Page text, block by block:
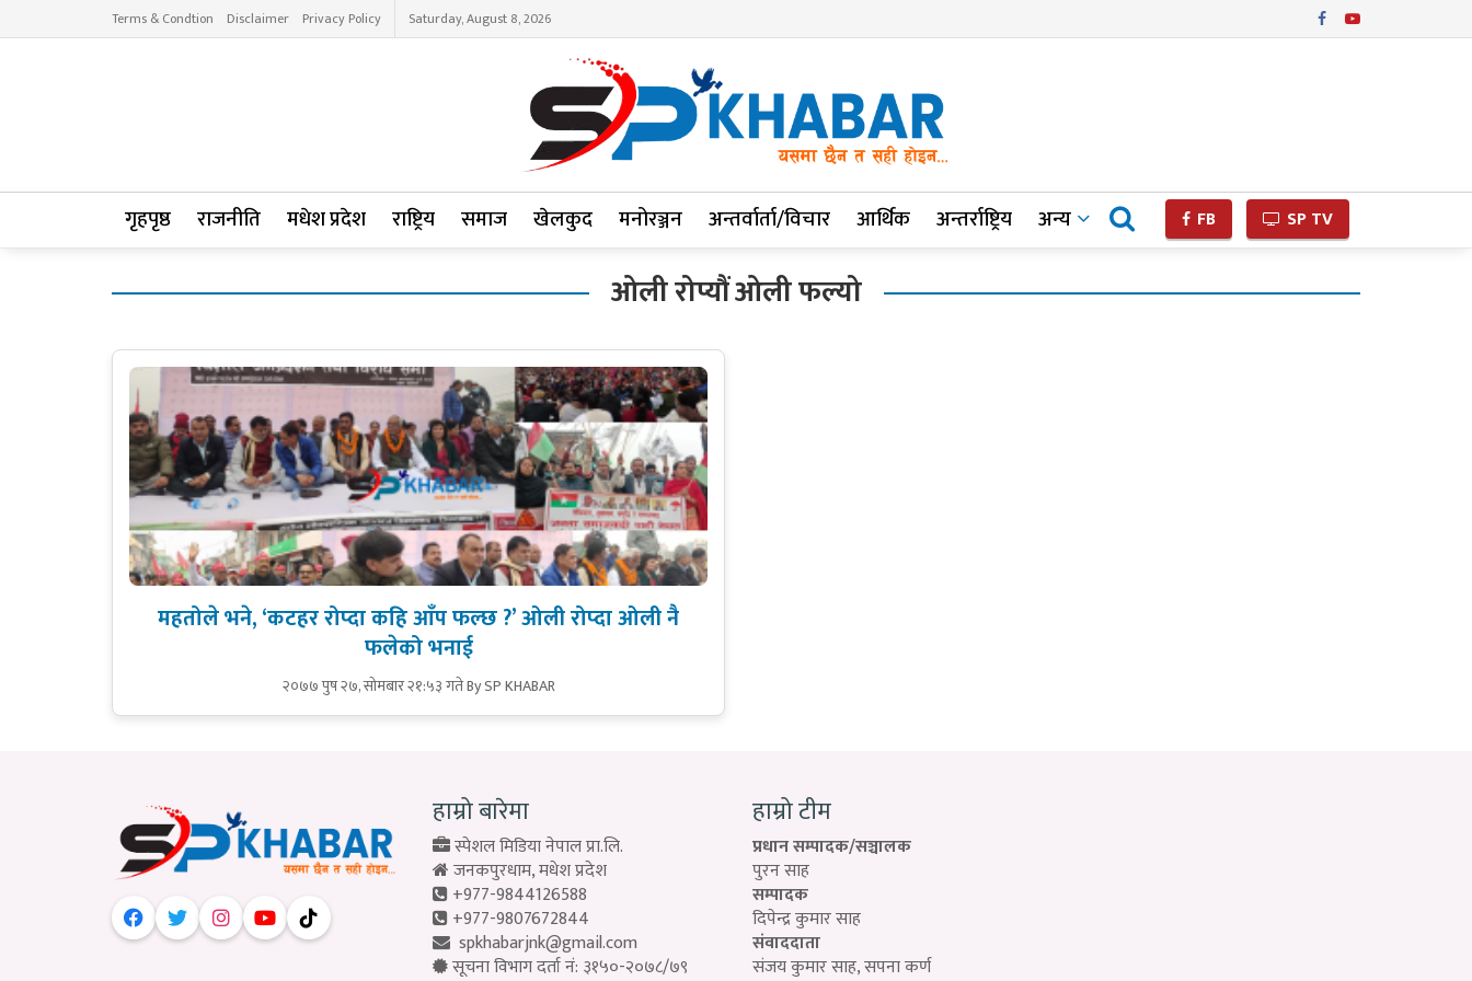
Terms & Condtion Disclaimer Privacy Policy Saturday, August 8, 2026
गृहपृष्ठ राजनीति मधेश प्रदेश राष्ट्रिय समाज खेलकुद मनोरञ्जन अन्तर्वार्ता/विचार आर्थिक अन्तर्राष्ट्रिय अन्य FB SP TV
ओली रोप्यौं ओली फल्यो
महतोले भने, ‘कटहर रोप्दा कहि आँप फल्छ ?’ ओली रोप्दा ओली नै
फलेको भनाई
२०७७ पुष २७, सोमबार २१:५३ गतेBy SP KHABAR
हाम्रो बारेमा
स्पेशल मिडिया नेपाल प्रा.लि.
जनकपुरधाम, मधेश प्रदेश
+977-9844126588
+977-9807672844
spkhabarjnk@gmail.com
सूचना विभाग दर्ता नं: ३१५०-२०७८/७९
हाम्रो टीम
प्रधान सम्पादक/सञ्चालक
पुरन साह
सम्पादक
दिपेन्द्र कुमार साह
संवाददाता
संजय कुमार साह, सपना कर्ण